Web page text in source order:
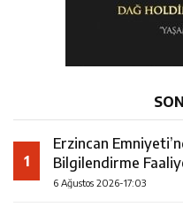
1
Erzincan
Bilgilendirme
6 Ağustos 2026-17:03